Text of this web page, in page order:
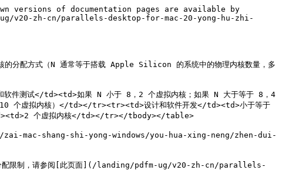
versions of documentation pages are available by
v20-zh-cn/parallels-desktop-for-mac-20-yong-hu-zhi-
分配方式（N 通常等于搭载 Apple Silicon 的系统中的物理内核数量，多
测试</td><td>如果 N 小于 8，2 个虚拟内核；如果 N 大于等于 8，4
个虚拟内核）</td></tr><tr><td>设计和软件开发</td><td>小于等于
td><td>2 个虚拟内核</td></tr></tbody></table>
zai-mac-shang-shi-yong-windows/you-hua-xing-neng/zhen-dui-
内核分配限制，请参阅[此页面](/landing/pdfm-ug/v20-zh-cn/parallels-